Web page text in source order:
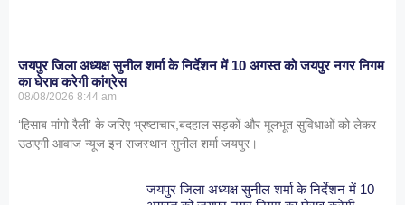
जयपुर जिला अध्यक्ष सुनील शर्मा के निर्देशन में 10 अगस्त को जयपुर नगर निगम
का घेराव करेगी कांग्रेस
08/08/2026 8:44 am
‘हिसाब मांगो रैली’ के जरिए भ्रष्टाचार,बदहाल सड़कों और मूलभूत सुविधाओं को लेकर
उठाएगी आवाज न्यूज इन राजस्थान सुनील शर्मा जयपुर।
जयपुर जिला अध्यक्ष सुनील शर्मा के निर्देशन में 10